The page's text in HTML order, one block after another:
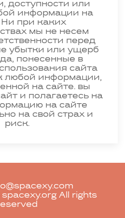
доступности или
информации на
Ни при каких
мы не несем
перед
убытки или ущерб
понесенные в
сайта
любой информации,
на сайте. вы
и полагаетесь на
на сайте
на свой страх и
риск.
All rights